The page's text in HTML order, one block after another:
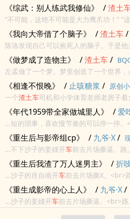
年内力。 游小宝点了先天灵宝。然后，世界灵气复苏了。<br>本站提
示：各位书友要是觉得《我网购了本九
忘...
《综武：别人练武我修仙》 /渣土
“不可能，这绝不可能是大力鹰爪功！” “这就是大力鹰爪功，只不过我
练到了一百二十层。” “吐纳功能飞升，你编故事也要有点底线。” “练
到一万层，你也可以做到。”不知道什么
《我向大帝借了个脑子》 /渣土车/
陈洛发现自己可以捡死人的脑子。于是
脑子，决定先借来用一下。 别人还在为怎么炼气烦恼，如何筑基成功
《做梦成了造物主》 /渣土车/
真
其他 武侠 玄幻
左孟做了一个梦。梦里创造了一个世界
文明，还带着开辟了一些平行世界。 后来，他醒了。怎么梦里面的力
量，也能用到现实了？<br>本站提示：
了...
《相逢不恨晚》 /止咳糖浆 / 原创
一个渣土车司机和小学体育老师老房子
原创小说 - BL - 长篇 - 完结<br>小甜饼 -
衡<br>30岁的乔千山已经当了五...
《年代1959带全家做城里人》 /爱
...短的琐事，喜欢慢节奏的可以停一停
车怼到1959的农村，带着全村跑步奔小
肩膀扛不起那么重的担子，他只想让家
《重生后与影帝组cp》 / 九爷·X/
...不下沙子的姜嫤开车前去片场撕逼。路
车毁人亡。姜嫤就这么憋屈又愤怒地死
后，才知道，原来她只是一本小说里的
迷。不仅...
《重生后我渣了万人迷男主》 /折
...沙子的肖自南开车前去片场撕X。<br>
车。<br>车毁人亡。<br>肖自南就这么
<br>更憋屈的是，肖自南死后，他才知
《重生成影帝的心上人》 / 九爷·X/
...沙子的姜嫤开车前去片场撕逼。<br>
毁人亡。<br>姜嫤就这么憋屈又